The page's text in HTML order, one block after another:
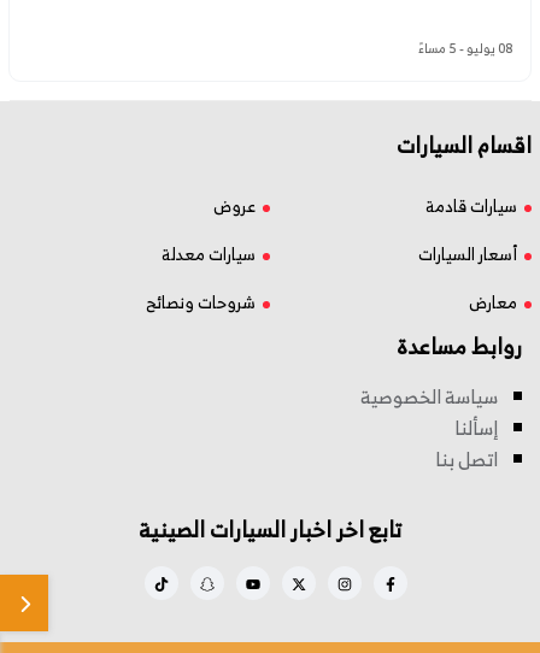
08 يوليو - 5 مساءً
اقسام السيارات
سيارات قادمة
عروض
أسعار السيارات
سيارات معدلة
معارض
شروحات ونصائح
روابط مساعدة
سياسة الخصوصية
إسألنا
اتصل بنا
تابع اخر اخبار السيارات الصينية